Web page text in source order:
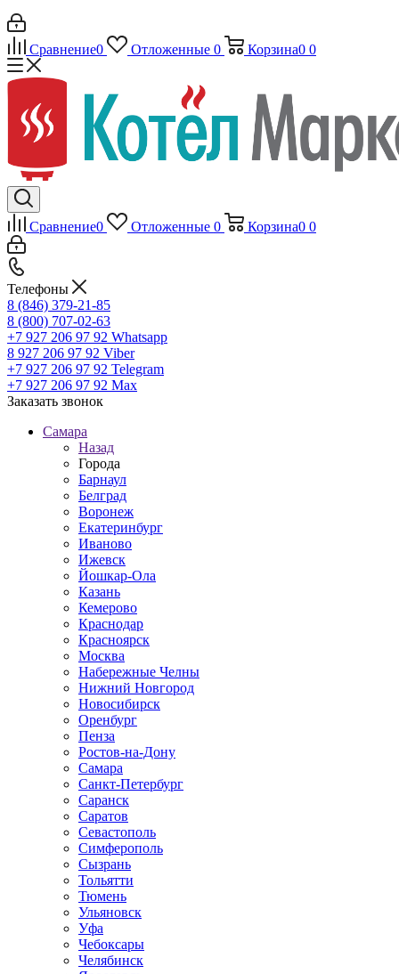
Сравнение0 Отложенные 0 Корзина0 0
Сравнение0 Отложенные 0 Корзина0 0
Телефоны
8 (846) 379-21-85
8 (800) 707-02-63
+7 927 206 97 92 Whatsapp
8 927 206 97 92 Viber
+7 927 206 97 92 Telegram
+7 927 206 97 92 Max
Заказать звонок
Самара
Назад
Города
Барнаул
Белград
Воронеж
Екатеринбург
Иваново
Ижевск
Йошкар-Ола
Казань
Кемерово
Краснодар
Красноярск
Москва
Набережные Челны
Нижний Новгород
Новосибирск
Оренбург
Пенза
Ростов-на-Дону
Самара
Санкт-Петербург
Саранск
Саратов
Севастополь
Симферополь
Сызрань
Тольятти
Тюмень
Ульяновск
Уфа
Чебоксары
Челябинск